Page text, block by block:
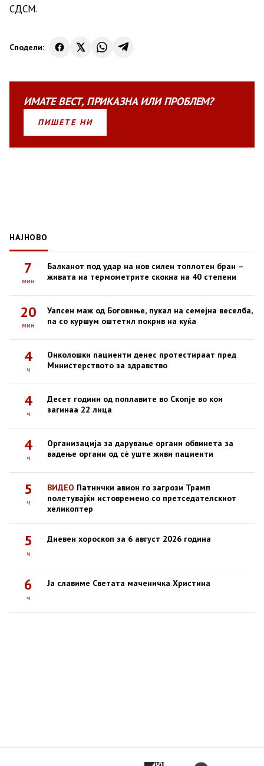
СДСМ.
Сподели:
ИМАТЕВЕСТ, ПРИКАЗНАИЛИПРОБЛЕМ?
ПИШЕТЕ НИ
НАЈНОВО
7
мин
Балканот под удар на нов силен топлотен бран –
живата на термометрите скокна на 40 степени
20
мин
Уапсен маж од Боговиње, пукал на семејна веселба,
па со куршум оштетил покрив на куќа
4
ч
Онколошки пациенти денес протестираат пред
Министерството за здравство
4
ч
Десет години од поплавите во Скопје во кои
загинаа 22 лица
4
ч
Организација за дарување органи обвинета за
вадење органи од сè уште живи пациенти
5
ч
ВИДЕО Патнички авион го загрози Трамп
полетувајќи истовремено со претседателскиот
хеликоптер
5
ч
Дневен хороскоп за 6 август 2026 година
6
ч
Ја славиме Светата маченичка Христина